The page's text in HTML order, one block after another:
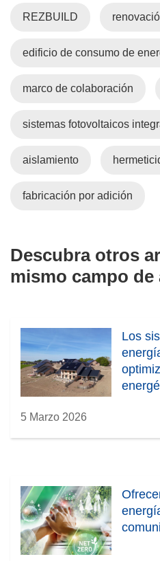
REZBUILD
edificio de consumo de
marco de colaboración
sistemas fotovoltaicos
aislamiento
fabricación por adición
Descubra otros
mismo campo
Los
5 Marzo 2026